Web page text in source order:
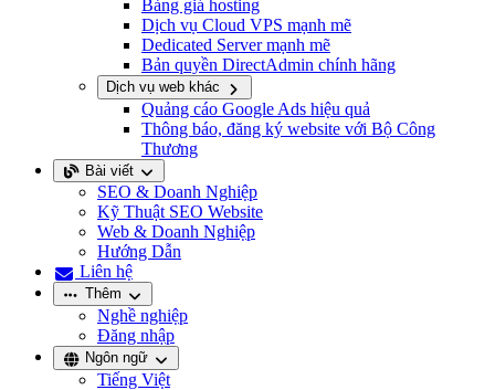
Bảng giá hosting
Dịch vụ Cloud VPS mạnh mẽ
Dedicated Server mạnh mẽ
Bản quyền DirectAdmin chính hãng
Dịch vụ web khác
Quảng cáo Google Ads hiệu quả
Thông báo, đăng ký website với Bộ Công
Thương
Bài viết
SEO & Doanh Nghiệp
Kỹ Thuật SEO Website
Web & Doanh Nghiệp
Hướng Dẫn
Liên hệ
Thêm
Nghề nghiệp
Đăng nhập
Ngôn ngữ
Tiếng Việt